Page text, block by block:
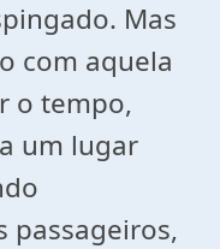
Mas
com aquela
o tempo,
um lugar
passageiros,